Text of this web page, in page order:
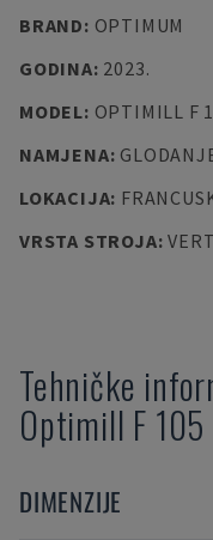
BRAND: OPTIMUM
GODINA: 2023.
MODEL: OPTIMILL F
NAMJENA:
LOKACIJA:
VRSTA STROJA:
Tehničke
Optimill F 105
DIMENZIJE